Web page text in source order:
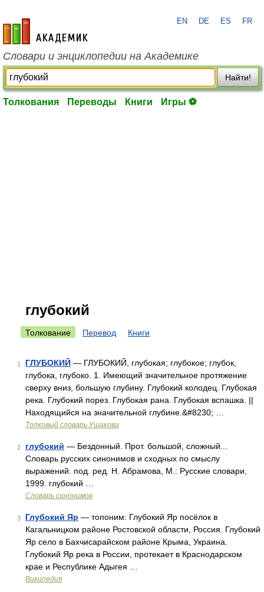
academic.ru
EN DE ES FR
Словари и энциклопедии на Академике
Найти!
Толкования Переводы Книги Игры ⚽
глубокий
Толкование Перевод Книги
1 ГЛУБОКИЙ — ГЛУБОКИЙ, глубокая; глубокое; глубок,
глубока, глубоко. 1. Имеющий значительное протяжение
сверху вниз, большую глубину. Глубокий колодец. Глубокая
река. Глубокий порез. Глубокая рана. Глубокая вспашка. ||
Находящийся на значительной глубине.&#8230; …
Толковый словарь Ушакова
2 глубокий — Бездонный. Прот. большой, сложный...
Словарь русских синонимов и сходных по смыслу
выражений. под. ред. Н. Абрамова, М.: Русские словари,
1999. глубокий …
Словарь синонимов
3 Глубокий Яр — топоним: Глубокий Яр посёлок в
Кагальницком районе Ростовской области, Россия. Глубокий
Яр село в Бахчисарайском районе Крыма, Украина.
Глубокий Яр река в России, протекает в Краснодарском
крае и Республике Адыгея …
Википедия